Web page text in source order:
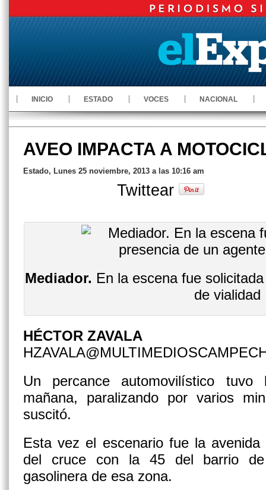
INICIO ESTADO VOCES NACIONAL
AVEO IMPACTA A
Estado, Lunes 25 noviembre, 2013 a las 10:16 am
Twittear
Mediador. En la escena fue
de vialidad
HÉCTOR ZAVALA
Un percance automovilístico
mañana, paralizando por varios
suscitó.
Esta vez el escenario fue la
del cruce con la 45 del barrio
gasolinera de esa zona.